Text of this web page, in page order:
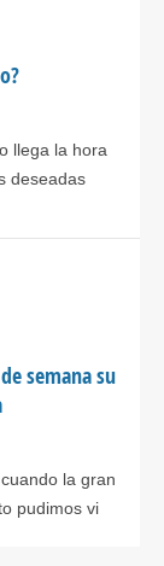
llega la hora
deseadas
semana su
la gran
pudimos vi